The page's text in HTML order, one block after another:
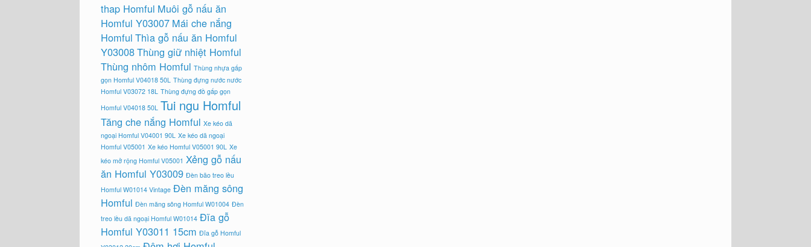
thap Homful Muôi gỗ nấu ăn
Homful Y03007 Mái che nắng
Homful Thìa gỗ nấu ăn Homful
Y03008Thùng giữ nhiệt Homful
Thùng nhôm Homful Thùng nhựa gấp
gọn Homful V04018 50L Thùng đựng nước nước
Homful V03072 18L Thùng đựng đồ gấp gọn
Homful V04018 50L Tui ngu Homful
Tăng che nắng Homful Xe kéo dã
ngoại Homful V04001 90L Xe kéo dã ngoại
Homful V05001 Xe kéo Homful V05001 90L Xe
kéo mở rộng Homful V05001 Xẻng gỗ nấu
ăn Homful Y03009 Đèn bão treo lều
Homful W01014 Vintage Đèn măng sông
Homful Đèn măng sông Homful W01004 Đèn
treo lều dã ngoại Homful W01014 Đĩa gỗ
Homful Y03011 15cm Đĩa gỗ Homful